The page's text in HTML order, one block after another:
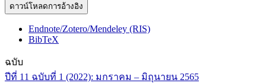
ดาวน์โหลดการอ้างอิง
Endnote/Zotero/Mendeley (RIS)
BibTeX
ฉบับ
ปีที่ 11 ฉบับที่ 1 (2022): มกราคม – มิถุนายน 2565